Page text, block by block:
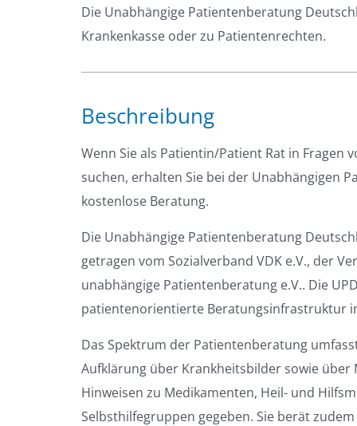
Die Unabhängige Patientenberatung
Krankenkasse oder zu Patientenrechten.
Beschreibung
Wenn Sie als Patientin/Patient Rat in Fragen
suchen, erhalten Sie bei der Unabhängigen
kostenlose Beratung.
Die Unabhängige Patientenberatung
getragen vom Sozialverband VDK e.V., der
unabhängige Patientenberatung e.V.. Die
patientenorientierte Beratungsinfrastruktur
Das Spektrum der Patientenberatung
Aufklärung über Krankheitsbilder sowie
Hinweisen zu Medikamenten, Heil- und
Selbsthilfegruppen gegeben. Sie berät